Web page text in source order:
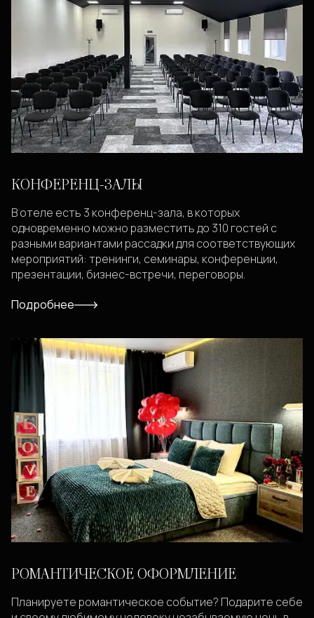
КОНФЕРЕНЦ-ЗАЛЫ
В отеле есть 3 конференц-зала, в которых
одновременно можно разместить до 310 гостей с
разными вариантами рассадки для соответствующих
мероприятий: тренинги, семинары, конференции,
презентации, бизнес-встречи, переговоры.
Подробнее
РОМАНТИЧЕСКОЕ ОФОРМЛЕНИЕ
Планируете романтическое событие? Подарите себе